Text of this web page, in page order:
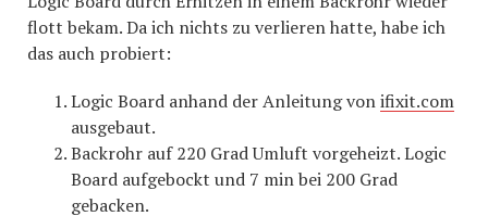
flott bekam. Da ich nichts zu verlieren hatte, habe ich
das auch probiert:
Logic Board anhand der Anleitung vonifixit.com
ausgebaut.
Backrohr auf 220 Grad Umluft vorgeheizt. Logic
Board aufgebockt und 7 min bei 200 Grad
gebacken.